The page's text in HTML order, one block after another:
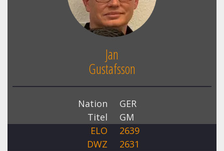
Jan
Gustafsson
Nation
GER
Titel
GM
ELO
2639
DWZ
2631